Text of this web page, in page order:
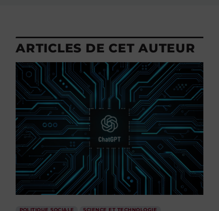
ARTICLES DE CET AUTEUR